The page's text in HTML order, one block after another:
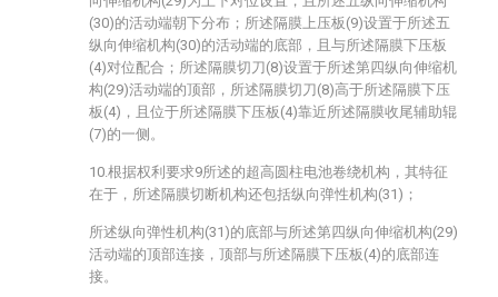
(30)的活动端朝下分布；所述隔膜上压板(9)设置于所述五
纵向伸缩机构(30)的活动端的底部，且与所述隔膜下压板
(4)对位配合；所述隔膜切刀(8)设置于所述第四纵向伸缩机
构(29)活动端的顶部，所述隔膜切刀(8)高于所述隔膜下压
板(4)，且位于所述隔膜下压板(4)靠近所述隔膜收尾辅助辊
(7)的一侧。
10.根据权利要求9所述的超高圆柱电池卷绕机构，其特征
在于，所述隔膜切断机构还包括纵向弹性机构(31)；
所述纵向弹性机构(31)的底部与所述第四纵向伸缩机构(29)
活动端的顶部连接，顶部与所述隔膜下压板(4)的底部连
接。